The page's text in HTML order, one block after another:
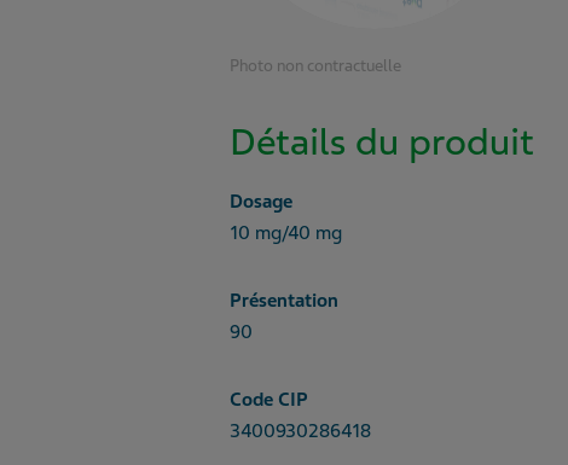
Photo non contractuelle
Détails du produit
Dosage
10 mg/40 mg
Présentation
90
Code CIP
3400930286418